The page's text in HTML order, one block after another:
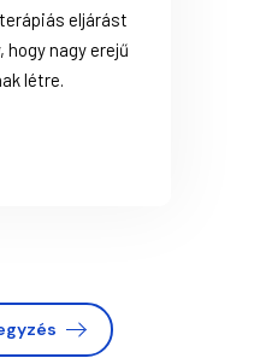
eljárást
nagy erejű
létre.